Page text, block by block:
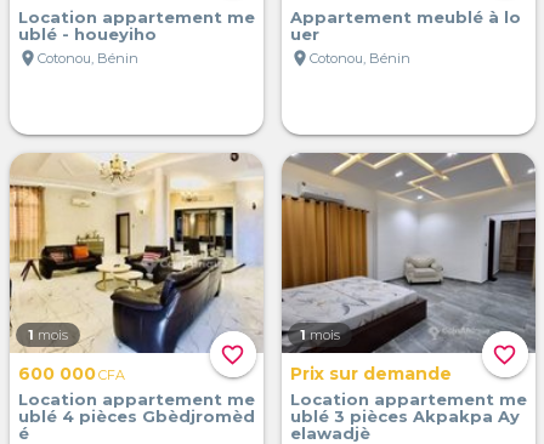
Location appartement me
ublé - houeyiho
location_on Cotonou, Bénin
Appartement meublé à lo
uer
location_on Cotonou, Bénin
favorite_border
1 mois
600 000CFA
Location appartement me
ublé 4 pièces Gbèdjromèd
é
favorite_border
1 mois
Prix sur demande
Location appartement me
ublé 3 pièces Akpakpa Ay
elawadjè